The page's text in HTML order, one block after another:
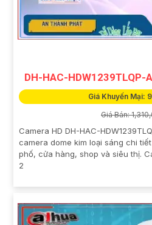
DH-HAC-HDW1239TLQP-
Giá Khuyến Mại:
Giá Bán:
Camera HD DH-HAC-
camera dome kim loại sáng chi
phố, cửa hàng, shop và siêu thị.
2